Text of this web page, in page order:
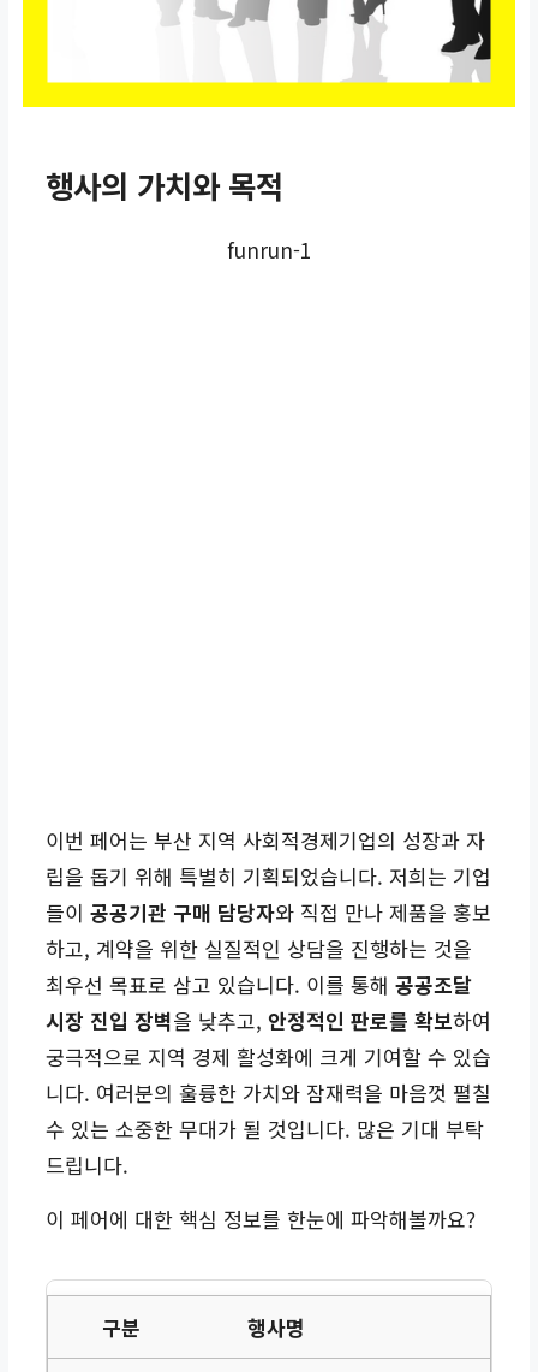
행사의 가치와 목적
funrun-1
이번 페어는 부산 지역 사회적경제기업의 성장과 자
립을 돕기 위해 특별히 기획되었습니다. 저희는 기업
들이공공기관 구매 담당자와 직접 만나 제품을 홍보
하고, 계약을 위한 실질적인 상담을 진행하는 것을
최우선 목표로 삼고 있습니다. 이를 통해공공조달
시장 진입 장벽을 낮추고, 안정적인 판로를 확보하여
궁극적으로 지역 경제 활성화에 크게 기여할 수 있습
니다. 여러분의 훌륭한 가치와 잠재력을 마음껏 펼칠
수 있는 소중한 무대가 될 것입니다. 많은 기대 부탁
드립니다.
이 페어에 대한 핵심 정보를 한눈에 파악해볼까요?
행사명